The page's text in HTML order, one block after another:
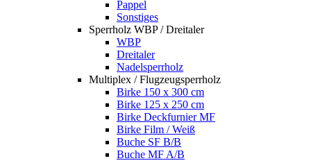
Pappel
Sonstiges
Sperrholz WBP / Dreitaler
WBP
Dreitaler
Nadelsperrholz
Multiplex / Flugzeugsperrholz
Birke 150 x 300 cm
Birke 125 x 250 cm
Birke Deckfurnier MF
Birke Film / Weiß
Buche SF B/B
Buche MF A/B